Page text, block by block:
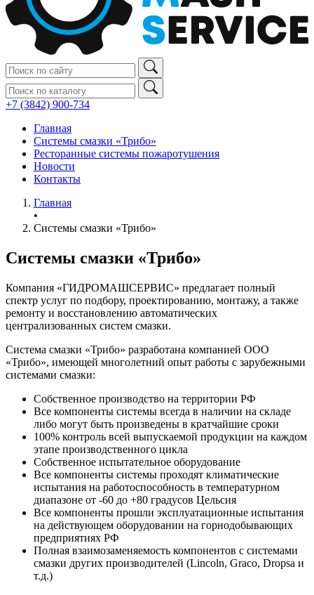
+7 (3842) 900‑734
Главная
Системы смазки «Трибо»
Ресторанные системы пожаротушения
Новости
Контакты
Главная
•
Системы смазки «Трибо»
Системы смазки «Трибо»
Компания «ГИДРОМАШСЕРВИС» предлагает полный
спектр услуг по подбору, проектированию, монтажу, а также
ремонту и восстановлению автоматических
централизованных систем смазки.
Система смазки «Трибо» разработана компанией ООО
«Трибо», имеющей многолетний опыт работы с зарубежными
системами смазки:
Собственное производство на территории РФ
Все компоненты системы всегда в наличии на складе
либо могут быть произведены в кратчайшие сроки
100% контроль всей выпускаемой продукции на каждом
этапе производственного цикла
Собственное испытательное оборудование
Все компоненты системы проходят климатические
испытания на работоспособность в температурном
диапазоне от -60 до +80 градусов Цельсия
Все компоненты прошли эксплуатационные испытания
на действующем оборудовании на горнодобывающих
предприятиях РФ
Полная взаимозаменяемость компонентов с системами
смазки других производителей (Lincoln, Graco, Dropsa и
т.д.)